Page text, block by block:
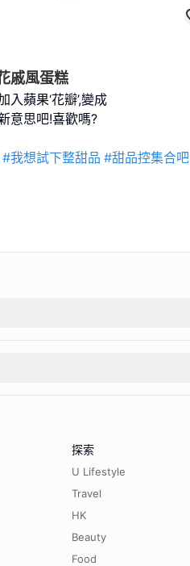
戚風蛋糕
蘋果‘花瓣’,變成
意思吧!喜歡嗎?
#我想試下整甜品 #甜品控集合吧
探索
U Lifestyle
Travel
HK
Beauty
Food